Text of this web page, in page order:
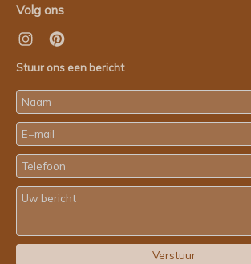
Volg ons
Stuur ons een bericht